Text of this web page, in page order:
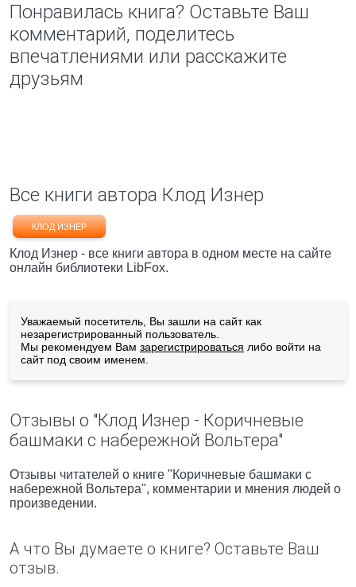
Понравилась книга? Оставьте Ваш
комментарий, поделитесь
впечатлениями или расскажите
друзьям
Все книги автора Клод Изнер
КЛОД ИЗНЕР
Клод Изнер - все книги автора в одном месте на сайте
онлайн библиотеки LibFox.
Уважаемый посетитель, Вы зашли на сайт как
незарегистрированный пользователь.
Мы рекомендуем Вам зарегистрироваться либо войти на
сайт под своим именем.
Отзывы о "Клод Изнер - Коричневые
башмаки с набережной Вольтера"
Отзывы читателей о книге "Коричневые башмаки с
набережной Вольтера", комментарии и мнения людей о
произведении.
А что Вы думаете о книге? Оставьте Ваш
отзыв.